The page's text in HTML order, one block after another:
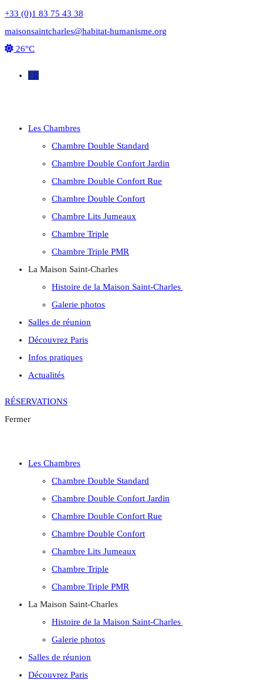
+33 (0)1 83 75 43 38
maisonsaintcharles@habitat-humanisme.org
26°C
FR
Les Chambres
Chambre Double Standard
Chambre Double Confort Jardin
Chambre Double Confort Rue
Chambre Double Confort
Chambre Lits Jumeaux
Chambre Triple
Chambre Triple PMR
La Maison Saint-Charles
Histoire de la Maison Saint-Charles
Galerie photos
Salles de réunion
Découvrez Paris
Infos pratiques
Actualités
RÉSERVATIONS
Fermer
Les Chambres
Chambre Double Standard
Chambre Double Confort Jardin
Chambre Double Confort Rue
Chambre Double Confort
Chambre Lits Jumeaux
Chambre Triple
Chambre Triple PMR
La Maison Saint-Charles
Histoire de la Maison Saint-Charles
Galerie photos
Salles de réunion
Découvrez Paris